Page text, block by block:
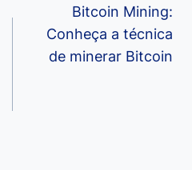
Bitcoin Mining:
Conheça a técnica
de minerar Bitcoin